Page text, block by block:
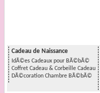
Cadeau de Naissance
IdÃ©es Cadeaux pour BÃ©bÃ©
Coffret Cadeau & Corbeille Cadeau
DÃ©coration Chambre BÃ©bÃ©